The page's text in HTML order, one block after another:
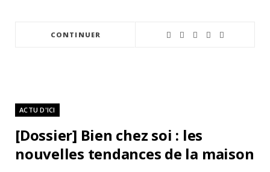
CONTINUER
ACTU D'ICI
[Dossier] Bien chez soi : les
nouvelles tendances de la maison